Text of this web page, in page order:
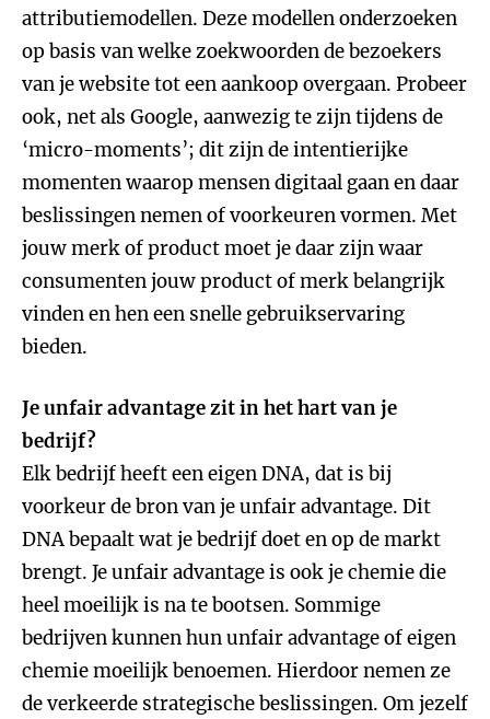
attributiemodellen. Deze modellen onderzoeken
op basis van welke zoekwoorden de bezoekers
van je website tot een aankoop overgaan. Probeer
ook, net als Google, aanwezig te zijn tijdens de
‘micro-moments’; dit zijn de intentierijke
momenten waarop mensen digitaal gaan en daar
beslissingen nemen of voorkeuren vormen. Met
jouw merk of product moet je daar zijn waar
consumenten jouw product of merk belangrijk
vinden en hen een snelle gebruikservaring
bieden.
Je unfair advantage zit in het hart van je
bedrijf?
Elk bedrijf heeft een eigen DNA, dat is bij
voorkeur de bron van je unfair advantage. Dit
DNA bepaalt wat je bedrijf doet en op de markt
brengt. Je unfair advantage is ook je chemie die
heel moeilijk is na te bootsen. Sommige
bedrijven kunnen hun unfair advantage of eigen
chemie moeilijk benoemen. Hierdoor nemen ze
de verkeerde strategische beslissingen. Om jezelf